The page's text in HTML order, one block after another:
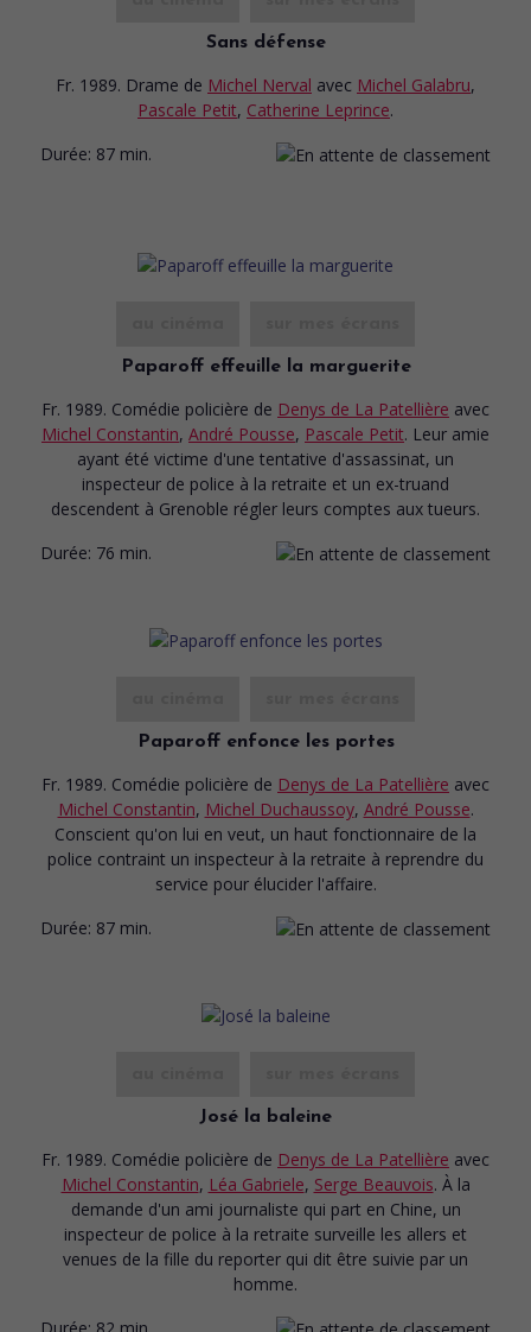
Sans défense
Fr. 1989. Drame de Michel Nerval avec Michel Galabru,
Pascale Petit, Catherine Leprince.
Durée: 87 min.
Paparoff effeuille la marguerite
Fr. 1989. Comédie policière de Denys de La Patellière avec
Michel Constantin, André Pousse, Pascale Petit. Leur amie
ayant été victime d'une tentative d'assassinat, un
inspecteur de police à la retraite et un ex-truand
descendent à Grenoble régler leurs comptes aux tueurs.
Durée: 76 min.
Paparoff enfonce les portes
Fr. 1989. Comédie policière de Denys de La Patellière avec
Michel Constantin, Michel Duchaussoy, André Pousse.
Conscient qu'on lui en veut, un haut fonctionnaire de la
police contraint un inspecteur à la retraite à reprendre du
service pour élucider l'affaire.
Durée: 87 min.
José la baleine
Fr. 1989. Comédie policière de Denys de La Patellière avec
Michel Constantin, Léa Gabriele, Serge Beauvois. À la
demande d'un ami journaliste qui part en Chine, un
inspecteur de police à la retraite surveille les allers et
venues de la fille du reporter qui dit être suivie par un
homme.
Durée: 82 min.